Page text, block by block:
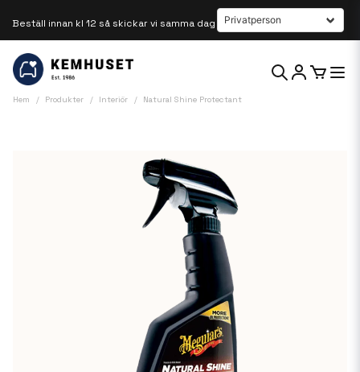
Beställ innan kl 12 så skickar vi samma dag
Hem Produkter Interiör Natural Shine Protectant